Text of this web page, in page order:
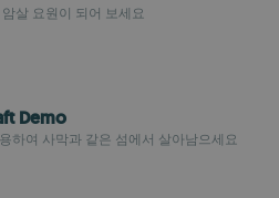
살 요원이 되어 보세요
Demo
하여 사막과 같은 섬에서 살아남으세요